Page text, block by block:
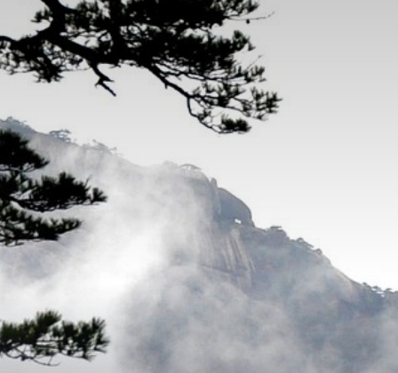
Beyond Plastic Med : BeMed
OACIS
Initiative Homme - Faune sauvage
The Green Shift Initiative